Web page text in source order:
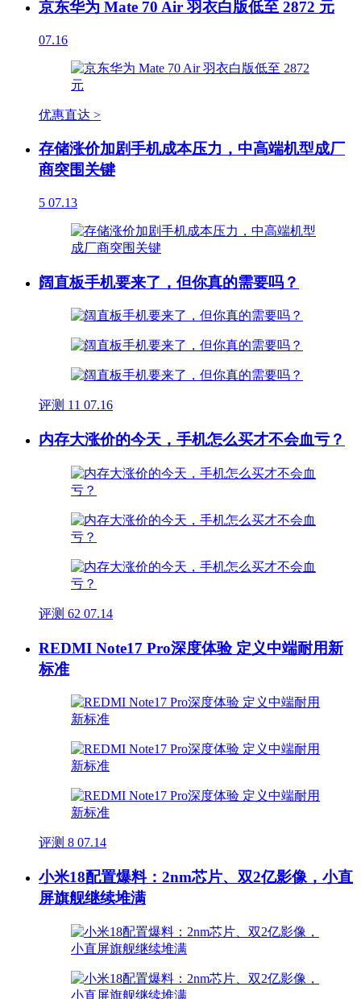
京东华为 Mate 70 Air 羽衣白版低至 2872 元
07.16
优惠直达 >
存储涨价加剧手机成本压力，中高端机型成厂
商突围关键
5 07.13
阔直板手机要来了，但你真的需要吗？
评测 11 07.16
内存大涨价的今天，手机怎么买才不会血亏？
评测 62 07.14
REDMI Note17 Pro深度体验 定义中端耐用新
标准
评测 8 07.14
小米18配置爆料：2nm芯片、双2亿影像，小直
屏旗舰继续堆满